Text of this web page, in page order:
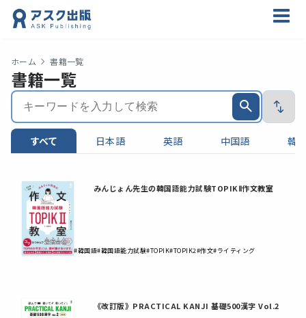
ホーム 書籍一覧
書籍一覧
すべて 日本語 英語 中国語 韓
みんじょん先生の韓国語能力試験TOPIKⅡ作文教室
#韓国語#韓国語能力試験#TOPIK#TOPIK2#作文#ライティング
《改訂版》PRACTICAL KANJI 基礎500漢字 Vol.2